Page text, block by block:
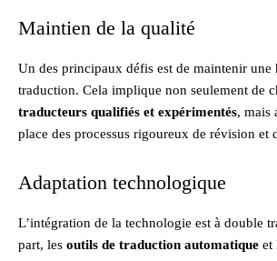
Maintien de la qualité
Un des principaux défis est de maintenir une
traduction. Cela implique non seulement de
traducteurs qualifiés et expérimentés, mais
place des processus rigoureux de révision et
Adaptation technologique
L’intégration de la technologie est à double
part, les outils de traduction automatique et